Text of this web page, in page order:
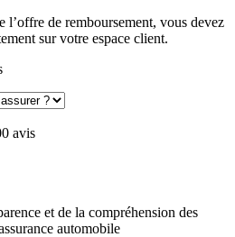
de remboursement, vous devez
sur votre espace client.
avis
et de la compréhension des
automobile